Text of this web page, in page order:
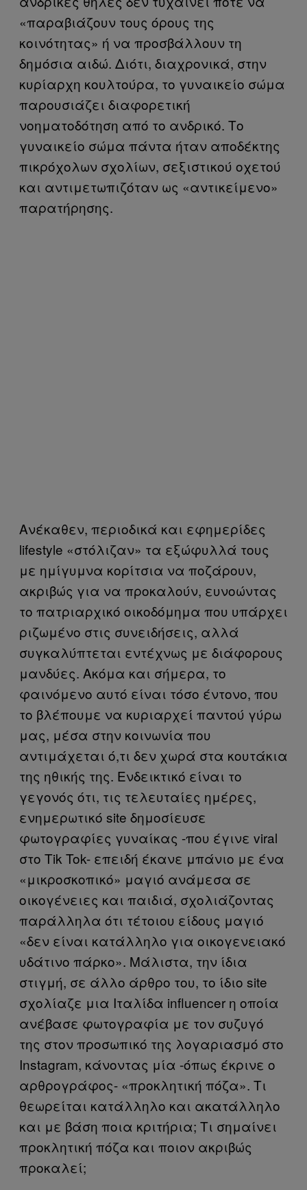
«παραβιάζουν τους όρους της
κοινότητας» ή να προσβάλλουν τη
δημόσια αιδώ. Διότι, διαχρονικά, στην
κυρίαρχη κουλτούρα, το γυναικείο σώμα
παρουσιάζει διαφορετική
νοηματοδότηση από το ανδρικό. Το
γυναικείο σώμα πάντα ήταν αποδέκτης
πικρόχολων σχολίων, σεξιστικού οχετού
και αντιμετωπιζόταν ως «αντικείμενο»
παρατήρησης.
Ανέκαθεν, περιοδικά και εφημερίδες
lifestyle «στόλιζαν» τα εξώφυλλά τους
με ημίγυμνα κορίτσια να ποζάρουν,
ακριβώς για να προκαλούν, ευνοώντας
το πατριαρχικό οικοδόμημα που υπάρχει
ριζωμένο στις συνειδήσεις, αλλά
συγκαλύπτεται εντέχνως με διάφορους
μανδύες. Ακόμα και σήμερα, το
φαινόμενο αυτό είναι τόσο έντονο, που
το βλέπουμε να κυριαρχεί παντού γύρω
μας, μέσα στην κοινωνία που
αντιμάχεται ό,τι δεν χωρά στα κουτάκια
της ηθικής της. Ενδεικτικό είναι το
γεγονός ότι, τις τελευταίες ημέρες,
ενημερωτικό site δημοσίευσε
φωτογραφίες γυναίκας -που έγινε viral
στο Tik Tok- επειδή έκανε μπάνιο με ένα
«μικροσκοπικό» μαγιό ανάμεσα σε
οικογένειες και παιδιά, σχολιάζοντας
παράλληλα ότι τέτοιου είδους μαγιό
«δεν είναι κατάλληλο για οικογενειακό
υδάτινο πάρκο». Μάλιστα, την ίδια
στιγμή, σε άλλο άρθρο του, το ίδιο site
σχολίαζε μια Ιταλίδα influencer η οποία
ανέβασε φωτογραφία με τον συζυγό
της στον προσωπικό της λογαριασμό στο
Instagram, κάνοντας μία -όπως έκρινε ο
αρθρογράφος- «προκλητική πόζα». Τι
θεωρείται κατάλληλο και ακατάλληλο
και με βάση ποια κριτήρια; Τι σημαίνει
προκλητική πόζα και ποιον ακριβώς
προκαλεί;